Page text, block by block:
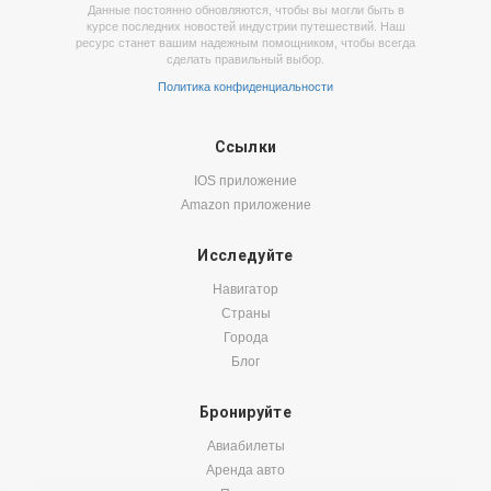
Данные постоянно обновляются, чтобы вы могли быть в
курсе последних новостей индустрии путешествий. Наш
ресурс станет вашим надежным помощником, чтобы всегда
сделать правильный выбор.
Политика конфиденциальности
Ссылки
IOS приложение
Amazon приложение
Исследуйте
Навигатор
Страны
Города
Блог
Бронируйте
Авиабилеты
Аренда авто